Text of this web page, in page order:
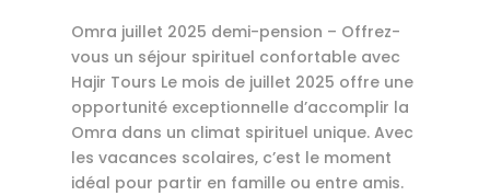
Omra juillet 2025 demi-pension – Offrez-
vous un séjour spirituel confortable avec
Hajir Tours Le mois de juillet 2025 offre une
opportunité exceptionnelle d’accomplir la
Omra dans un climat spirituel unique. Avec
les vacances scolaires, c’est le moment
idéal pour partir en famille ou entre amis.